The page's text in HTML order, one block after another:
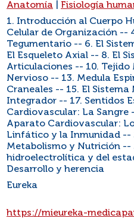
Anatomía
Fisiología
1. Introducción al Cuerpo
Celular de Organización --
Tegumentario -- 6. El
El Esqueleto Axial -- 8. El
Articulaciones -- 10. Tejido
Nervioso -- 13. Medula
Craneales -- 15. El
Integrador -- 17. Sentidos
Cardiovascular: La Sangre
Aparato Cardiovascular:
Linfático y la Inmunidad --
Metabolismo y Nutrición --
hidroelectrolítica y del
Desarrollo y herencia
Eureka
https://mieureka-